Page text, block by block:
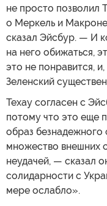
не просто позволил
о Меркель и
сказал Эйсбур. — И
на него обижаться,
это не понравится,
Зеленский
Техау согласен с
потому что это еще
образ безнадежного
множество внешних
неудачей, — сказал
солидарности с
мере ослабло».